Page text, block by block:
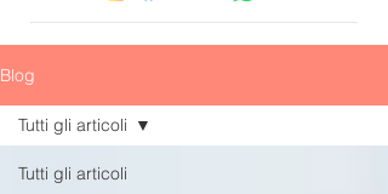
Blog
Tutti gli articoli
Tutti gli articoli